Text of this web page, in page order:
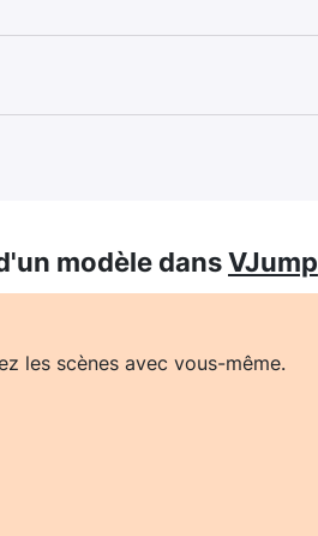
modèle dansVJump
les scènes avec vous-même.